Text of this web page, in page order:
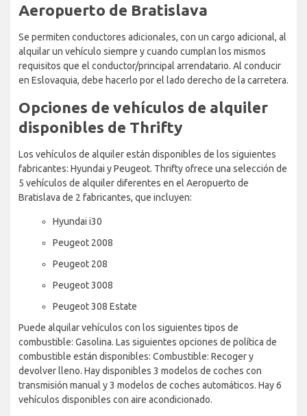
Aeropuerto de Bratislava
Se permiten conductores adicionales, con un cargo adicional, al
alquilar un vehículo siempre y cuando cumplan los mismos
requisitos que el conductor/principal arrendatario. Al conducir
en Eslovaquia, debe hacerlo por el lado derecho de la carretera.
Opciones de vehículos de alquiler
disponibles de Thrifty
Los vehículos de alquiler están disponibles de los siguientes
fabricantes: Hyundai y Peugeot. Thrifty ofrece una selección de
5 vehículos de alquiler diferentes en el Aeropuerto de
Bratislava de 2 fabricantes, que incluyen:
Hyundai i30
Peugeot 2008
Peugeot 208
Peugeot 3008
Peugeot 308 Estate
Puede alquilar vehículos con los siguientes tipos de
combustible: Gasolina. Las siguientes opciones de política de
combustible están disponibles: Combustible: Recoger y
devolver lleno. Hay disponibles 3 modelos de coches con
transmisión manual y 3 modelos de coches automáticos. Hay 6
vehículos disponibles con aire acondicionado.